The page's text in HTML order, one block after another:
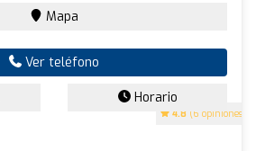
4.8 (6 opiniones)
Mapa
Ver teléfono
Horario